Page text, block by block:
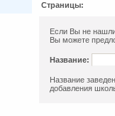
Страницы:
Если Вы не нашли
Вы можете
Название:
Название
добавления